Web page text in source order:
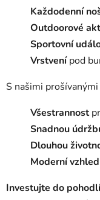
Každodenní
Outdoorové
Sportovní
Vrstvenípod
S našimi
Všestrannost
Snadnou
Dlouhou
Moderní vzhled
Investujte do